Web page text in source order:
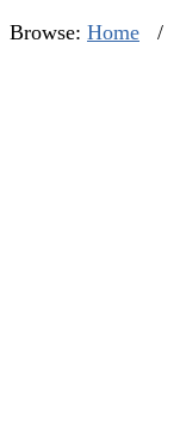
Browse: Home /